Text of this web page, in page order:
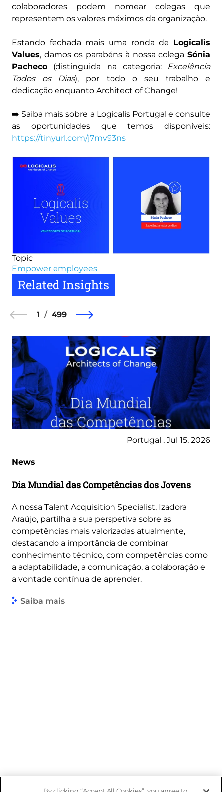
colaboradores podem nomear colegas que
representem os valores máximos da organização.
Estando fechada mais uma ronda de Logicalis
Values, damos os parabéns à nossa colega Sónia
Pacheco (distinguida na categoria:
Excelência
Todos os Dias), por todo o seu trabalho e
dedicação enquanto Architect of Change!
➡️ Saiba mais sobre a Logicalis Portugal e consulte
as oportunidades que temos disponíveis:
https://tinyurl.com/j7mv93ns
Image
Topic
Empower employees
Related Insights
1 499
Portugal , Jul 15, 2026
News
Dia Mundial das Competências dos Jovens
A nossa Talent Acquisition Specialist, Izadora
Araújo, partilha a sua perspetiva sobre as
competências mais valorizadas atualmente,
destacando a importância de combinar
conhecimento técnico, com competências como
a adaptabilidade, a comunicação, a colaboração e
a vontade contínua de aprender.
Saiba mais